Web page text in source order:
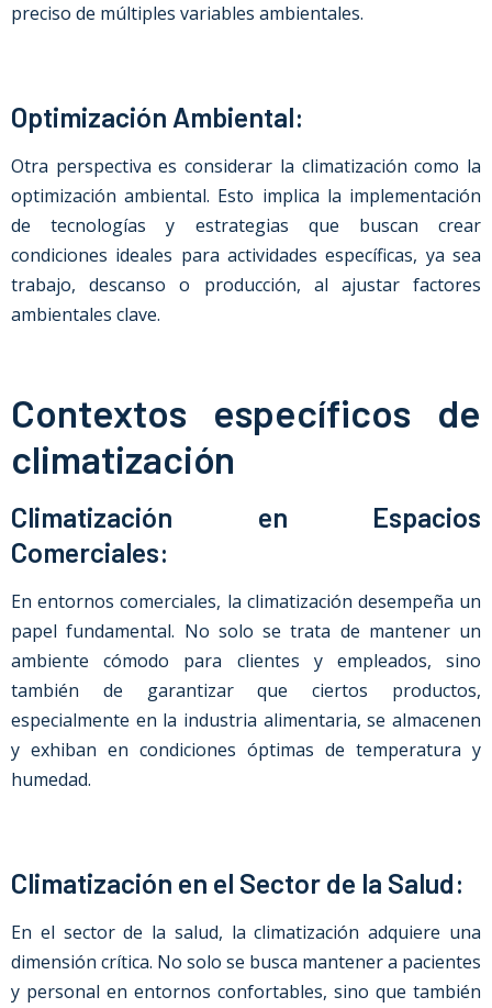
preciso de múltiples variables ambientales.
Optimización Ambiental:
Otra perspectiva es considerar la climatización como la
optimización ambiental. Esto implica la implementación
de tecnologías y estrategias que buscan crear
condiciones ideales para actividades específicas, ya sea
trabajo, descanso o producción, al ajustar factores
ambientales clave.
Contextos específicos de
climatización
Climatización en Espacios
Comerciales:
En entornos comerciales, la climatización desempeña un
papel fundamental. No solo se trata de mantener un
ambiente cómodo para clientes y empleados, sino
también de garantizar que ciertos productos,
especialmente en la industria alimentaria, se almacenen
y exhiban en condiciones óptimas de temperatura y
humedad.
Climatización en el Sector de la Salud:
En el sector de la salud, la climatización adquiere una
dimensión crítica. No solo se busca mantener a pacientes
y personal en entornos confortables, sino que también